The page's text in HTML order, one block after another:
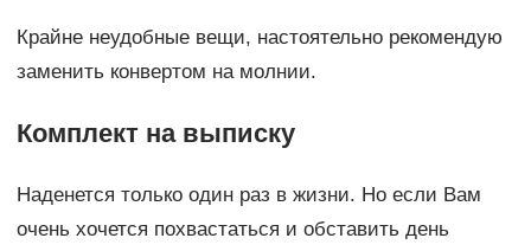
Крайне неудобные вещи, настоятельно рекомендую
заменить конвертом на молнии.
Комплект на выписку
Наденется только один раз в жизни. Но если Вам
очень хочется похвастаться и обставить день